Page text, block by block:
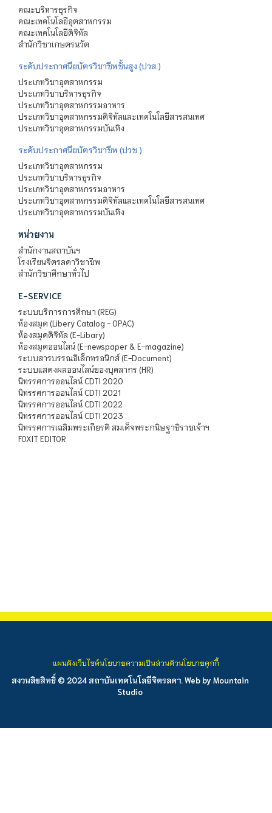
คณะบริหารธุรกิจ
คณะเทคโนโลยีอุตสาหกรรม
คณะเทคโนโลยีดิจิทัล
สำนักวิชาเกษตรนวัต
ระดับประกาศนียบัตรวิชาชีพชั้นสูง (ปวส.)
ประเภทวิชาอุตสาหกรรม
ประเภทวิชาบริหารธุรกิจ
ประเภทวิชาอุตสาหกรรมอาหาร
ประเภทวิชาอุตสาหกรรมดิจิทัลและเทคโนโลยีสารสนเทศ
ประเภทวิชาอุตสาหกรรมบันเทิง
ระดับประกาศนียบัตรวิชาชีพ (ปวช.)
ประเภทวิชาอุตสาหกรรม
ประเภทวิชาบริหารธุรกิจ
ประเภทวิชาอุตสาหกรรมอาหาร
ประเภทวิชาอุตสาหกรรมดิจิทัลและเทคโนโลยีสารสนเทศ
ประเภทวิชาอุตสาหกรรมบันเทิง
หน่วยงาน
สำนักงานสถาบันฯ
โรงเรียนจิตรลดาวิชาชีพ
สำนักวิชาศึกษาทั่วไป
E-SERVICE
ระบบบริการการศึกษา (REG)
ห้องสมุด (Libery Catalog - OPAC)
ห้องสมุดดิจิทัล (E-Libary)
ห้องสมุดออนไลน์ (E-newspaper & E-magazine)
ระบบสารบรรณอิเล็กทรอนิกส์ (E-Document)
ระบบแสดงผลออนไลน์ของบุคลากร (HR)
นิทรรศการออนไลน์ CDTI 2020
นิทรรศการออนไลน์ CDTI 2021
นิทรรศการออนไลน์ CDTI 2022
นิทรรศการออนไลน์ CDTI 2023
นิทรรศการเฉลิมพระเกียรติ สมเด็จพระกนิษฐาธิราชเจ้าฯ
FOXIT EDITOR
สงวนลิขสิทธิ์ © 2024 สถาบันเทคโนโลยีจิตรลดา. Web by Mountain
Studio
แผนผังเว็บไซต์นโยบายความเป็นส่วนตัวนโยบายคุกกี้